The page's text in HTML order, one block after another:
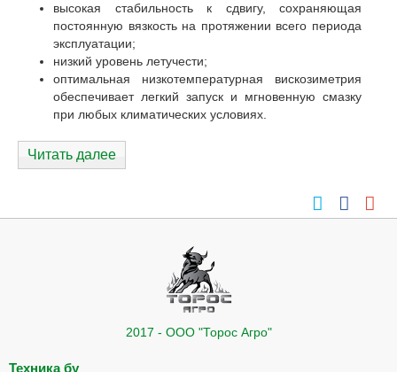
высокая стабильность к сдвигу, сохраняющая
постоянную вязкость на протяжении всего периода
эксплуатации;
низкий уровень летучести;
оптимальная низкотемпературная вискозиметрия
обеспечивает легкий запуск и мгновенную смазку
при любых климатических условиях.
Читать далее
2017 - ООО "Торос Агро"
Техника бу